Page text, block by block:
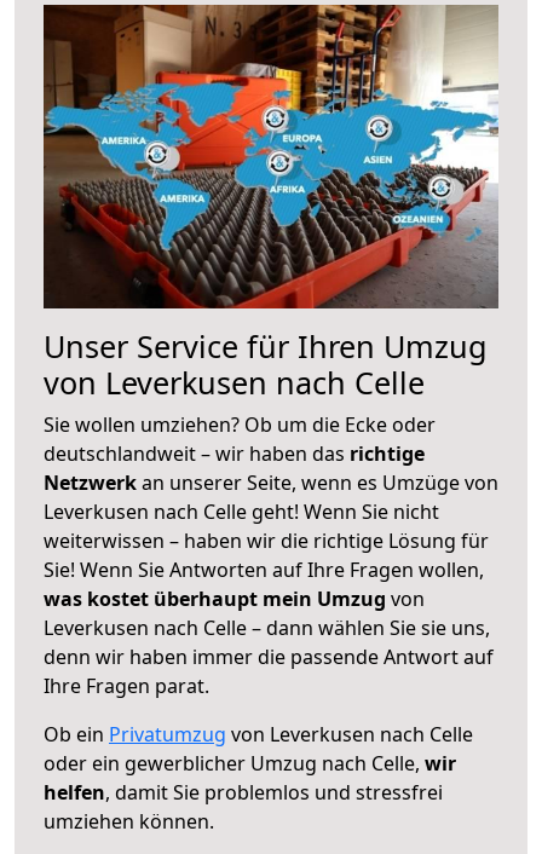
Unser Service für Ihren Umzug
von Leverkusen nach Celle
Sie wollen umziehen? Ob um die Ecke oder
deutschlandweit – wir haben das richtige
Netzwerkan unserer Seite, wenn es Umzüge von
Leverkusen nach Celle geht! Wenn Sie nicht
weiterwissen – haben wir die richtige Lösung für
Sie! Wenn Sie Antworten auf Ihre Fragen wollen,
was kostet überhaupt mein Umzug von
Leverkusen nach Celle – dann wählen Sie sie uns,
denn wir haben immer die passende Antwort auf
Ihre Fragen parat.
Ob ein Privatumzug von Leverkusen nach Celle
oder ein gewerblicher Umzug nach Celle, wir
helfen, damit Sie problemlos und stressfrei
umziehen können.